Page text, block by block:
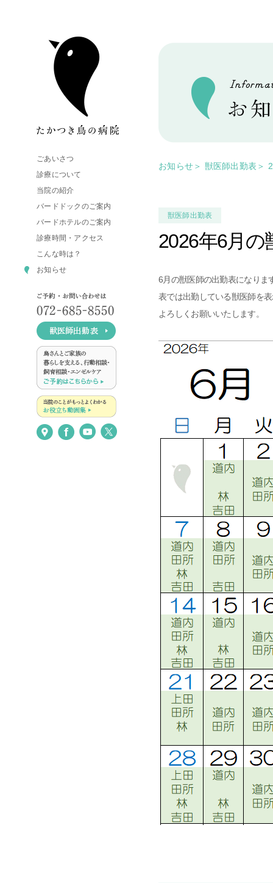
ごあいさつ
診療について
当院の紹介
バードドックのご案内
バードホテルのご案内
診療時間・アクセス
こんな時は？
お知らせ
お知らせ＞ 獣医師出勤表 ＞
獣医師出勤表
2026年6月の
6月の獣医師の出勤表になりま
表では出勤している獣医師を
よろしくお願いいたします。